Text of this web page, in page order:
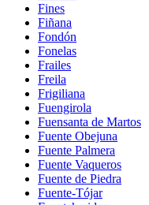
Fines
Fiñana
Fondón
Fonelas
Frailes
Freila
Frigiliana
Fuengirola
Fuensanta de Martos
Fuente Obejuna
Fuente Palmera
Fuente Vaqueros
Fuente de Piedra
Fuente-Tójar